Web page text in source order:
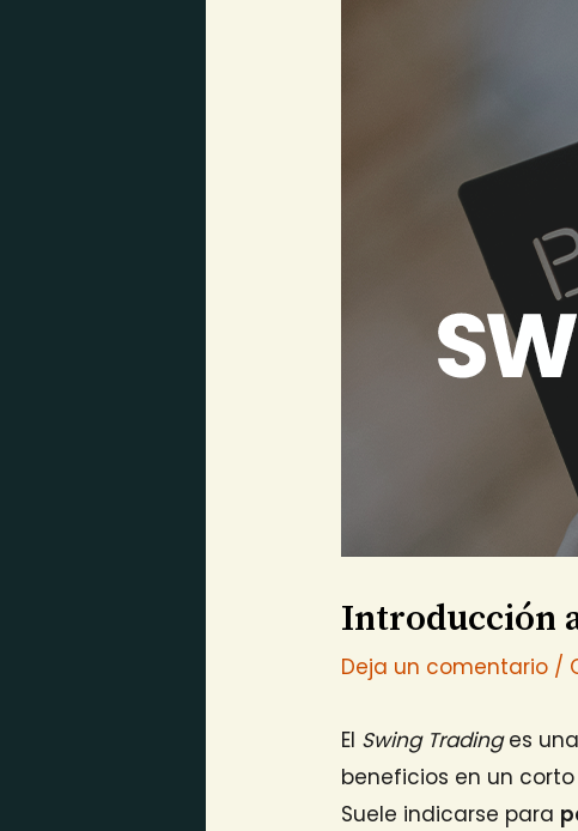
Introducción
Deja un comentario /
El Swing Tradinges una
beneficios en un
Suele indicarse para